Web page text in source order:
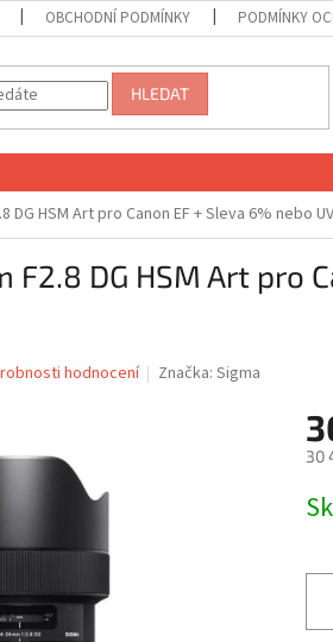
OBCHODNÍ PODMÍNKY PODMÍNKY
HLEDAT
DG HSM Art pro Canon EF + Sleva 6% nebo
F2.8 DG HSM Art pro
hodnocení Značka:Sigma
30